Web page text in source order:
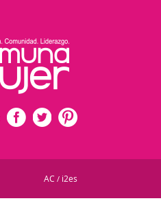
AC / i2es